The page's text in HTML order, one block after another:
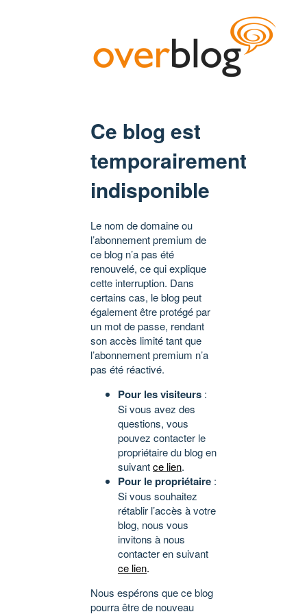
Ce blog est
temporairement
indisponible
Le nom de domaine ou
l’abonnement premium de
ce blog n’a pas été
renouvelé, ce qui explique
cette interruption. Dans
certains cas, le blog peut
également être protégé par
un mot de passe, rendant
son accès limité tant que
l’abonnement premium n’a
pas été réactivé.
Pour les visiteurs :
Si vous avez des
questions, vous
pouvez contacter le
propriétaire du blog en
suivantce lien.
Pour le propriétaire :
Si vous souhaitez
rétablir l’accès à votre
blog, nous vous
invitons à nous
contacter en suivant
ce lien.
Nous espérons que ce blog
pourra être de nouveau